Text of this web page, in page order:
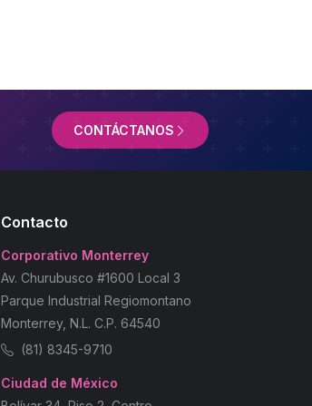
CONTÁCTANOS
Contacto
Corporativo Monterrey
Av. Churubusco #1600 Local 3
Parque Industrial Regiomontano
Monterrey, N.L. C.P. 64540
(81) 8345-9710
Ciudad de México